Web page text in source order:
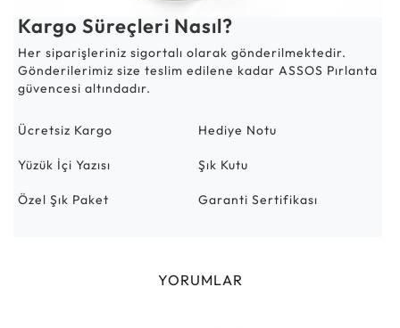
Kargo Süreçleri Nasıl?
Her siparişleriniz sigortalı olarak gönderilmektedir.
Gönderilerimiz size teslim edilene kadar ASSOS Pırlanta
güvencesi altındadır.
Ücretsiz Kargo Hediye Notu
Yüzük İçi Yazısı Şık Kutu
Özel Şık Paket Garanti Sertifikası
YORUMLAR